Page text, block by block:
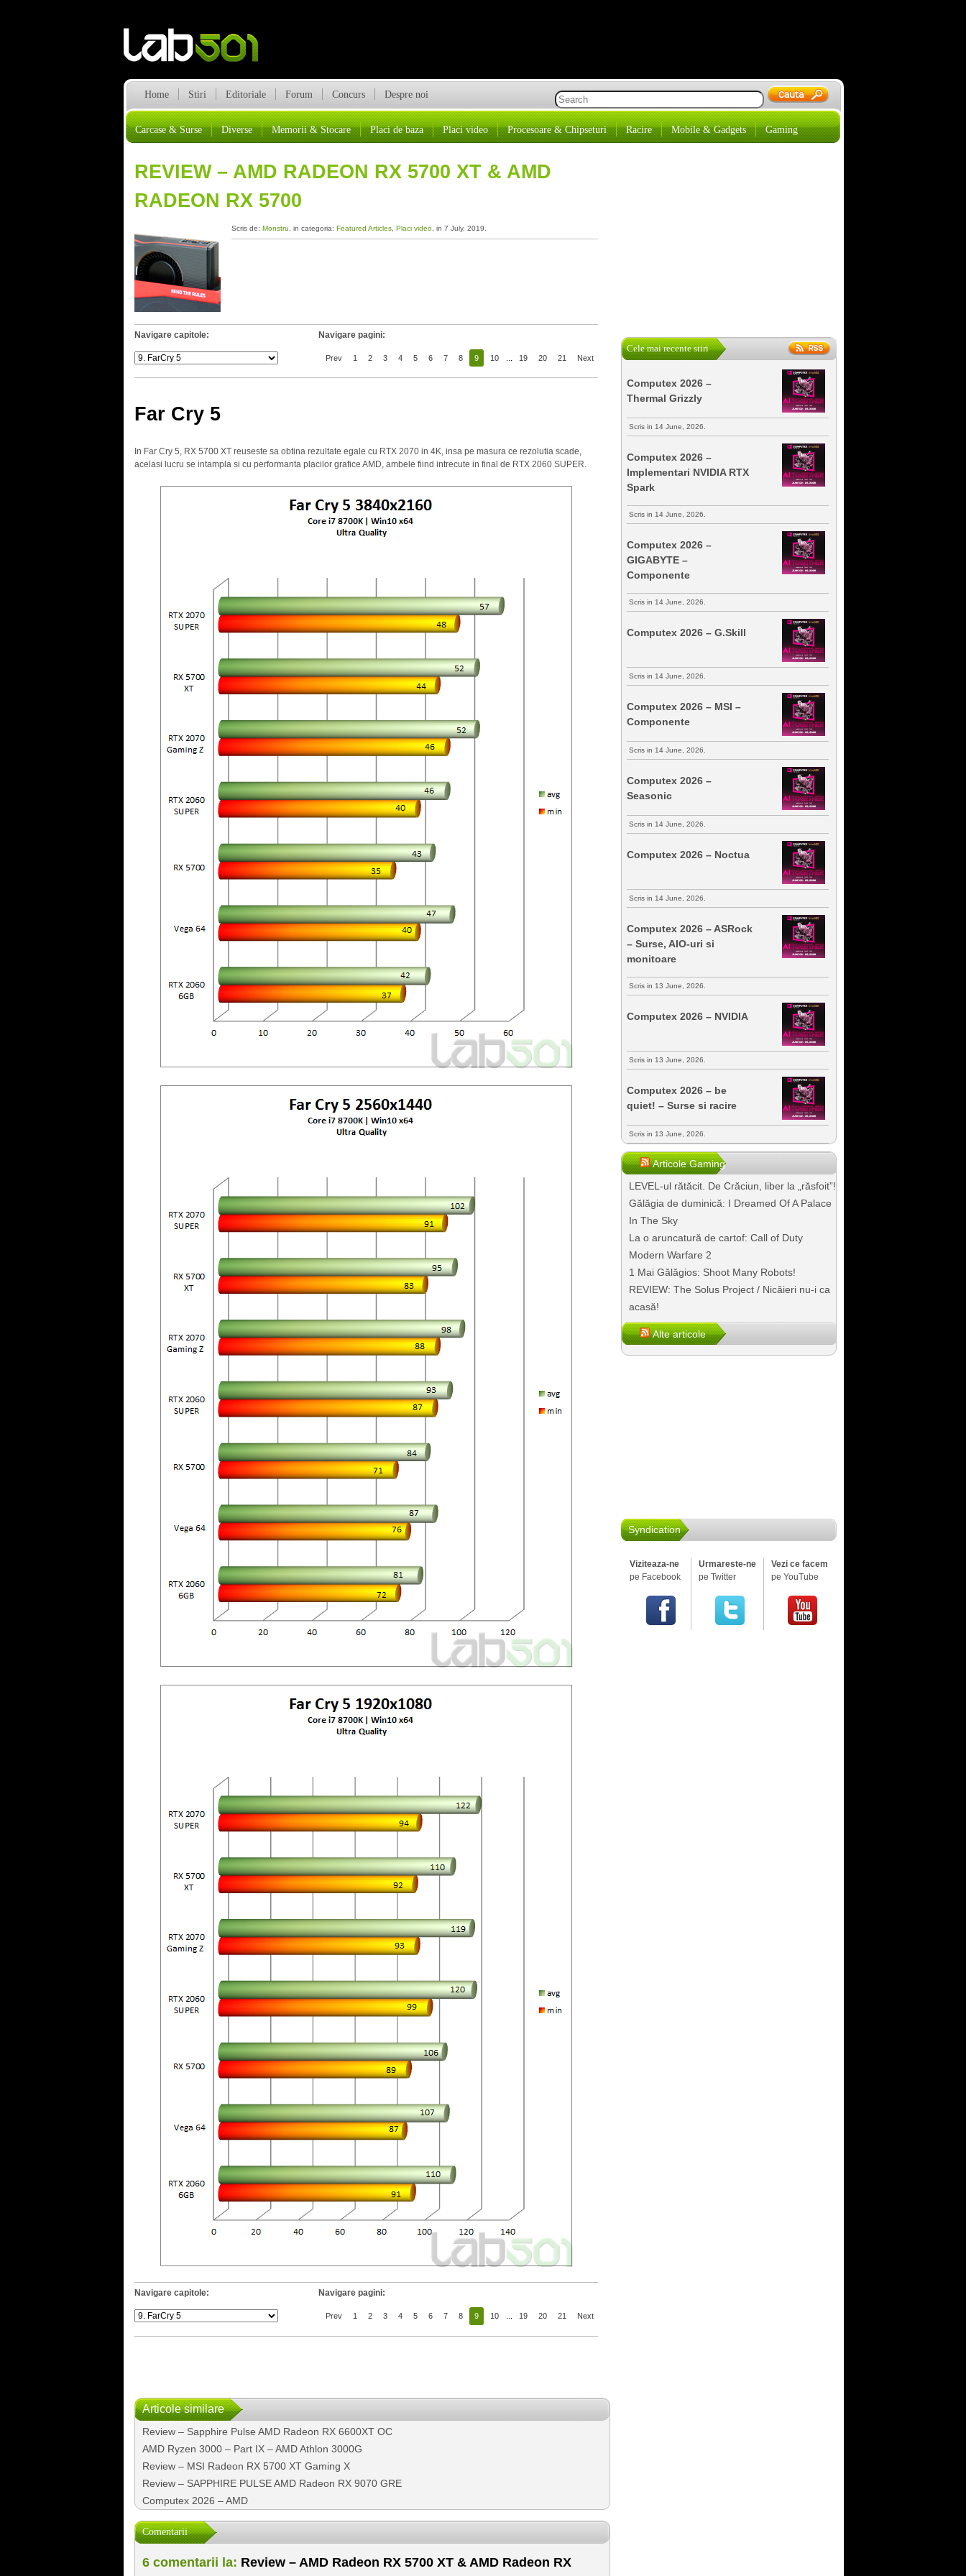
Home Stiri Editoriale Forum Concurs Despre noi
Carcase & Surse Diverse Memorii & Stocare Placi de baza Placi video Procesoare & Chipseturi Racire Mobile & Gadgets Gaming
REVIEW – AMD RADEON RX 5700 XT & AMD
RADEON RX 5700
Scris de: Monstru , in categoria: Featured Articles, Placi video, in 7 July, 2019.
Navigare capitole: Navigare pagini:
Prev 1 2 3 4 5 6 7 8 9 10 19 20 21 Next
Far Cry 5
In Far Cry 5, RX 5700 XT reuseste sa obtina rezultate egale cu RTX 2070 in 4K, insa pe masura ce rezolutia scade,
acelasi lucru se intampla si cu performanta placilor grafice AMD, ambele fiind intrecute in final de RTX 2060 SUPER.
Navigare capitole: Navigare pagini:
Prev 1 2 3 4 5 6 7 8 9 10 19 20 21 Next
Articole similare
Review – Sapphire Pulse AMD Radeon RX 6600XT OC
AMD Ryzen 3000 – Part IX – AMD Athlon 3000G
Review – MSI Radeon RX 5700 XT Gaming X
Review – SAPPHIRE PULSE AMD Radeon RX 9070 GRE
Computex 2026 – AMD
Comentarii
6 comentarii la: Review – AMD Radeon RX 5700 XT & AMD Radeon RX
Cele mai recente stiri
Computex 2026 –
Thermal Grizzly
Scris in 14 June, 2026.
Computex 2026 –
Implementari NVIDIA RTX
Spark
Scris in 14 June, 2026.
Computex 2026 –
GIGABYTE –
Componente
Scris in 14 June, 2026.
Computex 2026 – G.Skill
Scris in 14 June, 2026.
Computex 2026 – MSI –
Componente
Scris in 14 June, 2026.
Computex 2026 –
Seasonic
Scris in 14 June, 2026.
Computex 2026 – Noctua
Scris in 14 June, 2026.
Computex 2026 – ASRock
– Surse, AIO-uri si
monitoare
Scris in 13 June, 2026.
Computex 2026 – NVIDIA
Scris in 13 June, 2026.
Computex 2026 – be
quiet! – Surse si racire
Scris in 13 June, 2026.
Articole Gaming
LEVEL-ul rătăcit. De Crăciun, liber la „răsfoit”!
Gălăgia de duminică: I Dreamed Of A Palace
In The Sky
La o aruncatură de cartof: Call of Duty
Modern Warfare 2
1 Mai Gălăgios: Shoot Many Robots!
REVIEW: The Solus Project / Nicăieri nu-i ca
acasă!
Alte articole
Syndication
Viziteaza-ne
pe Facebook
Urmareste-ne
pe Twitter
Vezi ce facem
pe YouTube